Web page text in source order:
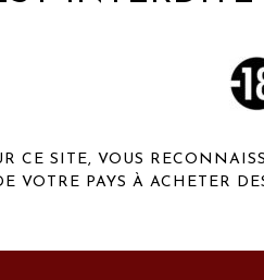
CE SITE, VOUS
VOTRE PAYS À ACHETER